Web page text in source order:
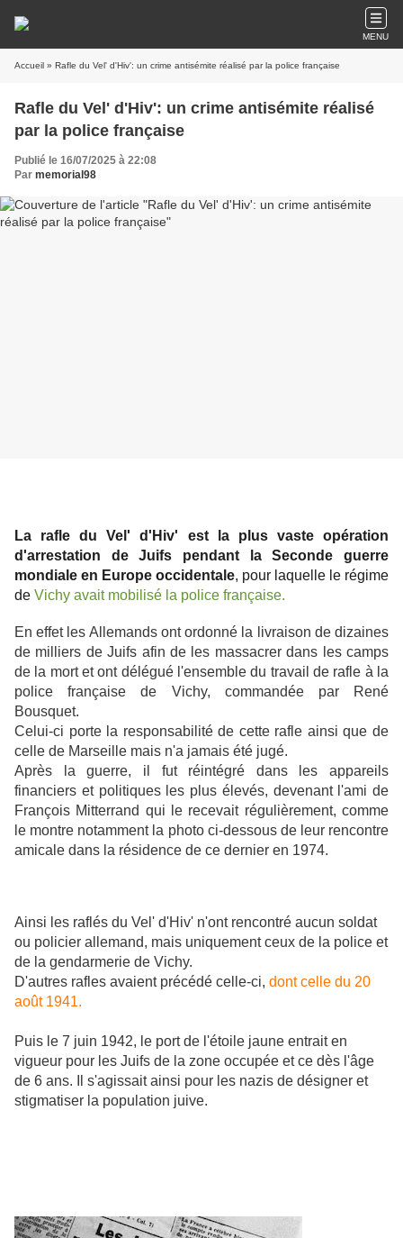
MENU
Accueil » Rafle du Vel' d'Hiv': un crime antisémite réalisé par la police française
Rafle du Vel' d'Hiv': un crime antisémite réalisé
par la police française
Publié le 16/07/2025 à 22:08
Par memorial98
La rafle du Vel' d'Hiv' est la plus vaste opération
d'arrestation de Juifs pendant la Seconde guerre
mondiale en Europe occidentale, pour laquelle le régime
de Vichy avait mobilisé la police française.
En effet les Allemands ont ordonné la livraison de dizaines
de milliers de Juifs afin de les massacrer dans les camps
de la mort et ont délégué l'ensemble du travail de rafle à la
police française de Vichy, commandée par René
Bousquet.
Celui-ci porte la responsabilité de cette rafle ainsi que de
celle de Marseille mais n'a jamais été jugé.
Après la guerre, il fut réintégré dans les appareils
financiers et politiques les plus élevés, devenant l'ami de
François Mitterrand qui le recevait régulièrement, comme
le montre notamment la photo ci-dessous de leur rencontre
amicale dans la résidence de ce dernier en 1974.
Ainsi les raflés du Vel' d'Hiv' n'ont rencontré aucun soldat
ou policier allemand, mais uniquement ceux de la police et
de la gendarmerie de Vichy.
D'autres rafles avaient précédé celle-ci, dont celle du 20
août 1941.
Puis le 7 juin 1942, le port de l'étoile jaune entrait en
vigueur pour les Juifs de la zone occupée et ce dès l'âge
de 6 ans. Il s'agissait ainsi pour les nazis de désigner et
stigmatiser la population juive.